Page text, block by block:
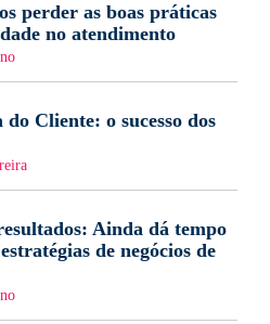
perder as boas práticas
no atendimento
Cliente: o sucesso dos
Ainda dá tempo
de negócios de